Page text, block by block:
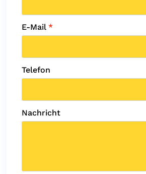
E-Mail *
Telefon
Nachricht